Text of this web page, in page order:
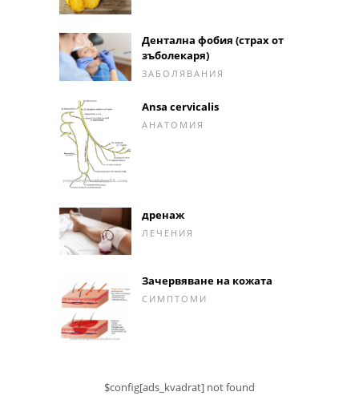
Дентална фобия (страх от
зъболекаря)
ЗАБОЛЯВАНИЯ
Ansa cervicalis
АНАТОМИЯ
дренаж
ЛЕЧЕНИЯ
Зачервяване на кожата
СИМПТОМИ
$config[ads_kvadrat] not found